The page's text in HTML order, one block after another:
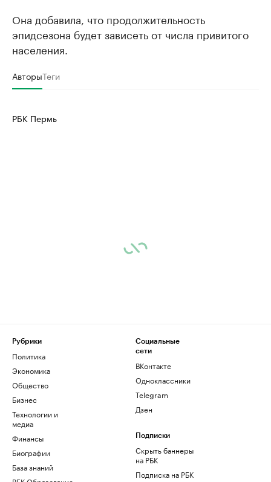
Она добавила, что продолжительность
эпидсезона будет зависеть от числа привитого
населения.
АвторыТеги
РБК Пермь
Рубрики
Политика
Экономика
Общество
Бизнес
Технологии и
медиа
Финансы
Биографии
База знаний
Социальные
сети
ВКонтакте
Одноклассники
Telegram
Дзен
Подписки
Скрыть баннеры
на РБК
Подписка на РБК